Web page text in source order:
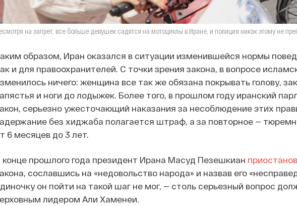
на запрет, все больше девушек садятся на мотоциклы в Иране, и полиция никак этому не
образом, Иран оказался в ситуации изменившейся нормы
и для правоохранителей. С точки зрения закона, в вопросе
ничего: женщина все так же обязана покрывать голову,
и ноги до лодыжек. Более того, в прошлом году иранский
серьезно ужесточающий наказания за несоблюдение этих
без хиджаба полагается штраф, а за повторное —
6 месяцев до 3 лет.
конце прошлого года президент Ирана Масуд Пезешкиан
сославшись на «недовольство народа» и назвав его
он пойти на такой шаг не мог, — столь серьезный вопрос
лидером Али Хаменеи.